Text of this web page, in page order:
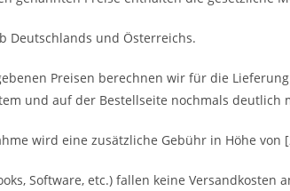
Deutschlands und Österreichs.
Preisen berechnen wir für die
und auf der Bestellseite nochmals deutlich
wird eine zusätzliche Gebühr in Höhe
Software, etc.) fallen keine Versandkosten